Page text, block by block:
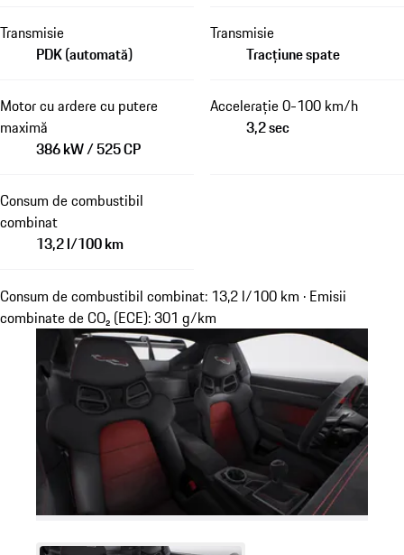
Transmisie
PDK (automată)
Transmisie
Tracțiune spate
Motor cu ardere cu putere
maximă
386 kW / 525 CP
Accelerație 0-100 km/h
3,2 sec
Consum de combustibil
combinat
13,2 l/100 km
Consum de combustibil combinat: 13,2 l/100 km · Emisii
combinate de CO₂ (ECE): 301 g/km